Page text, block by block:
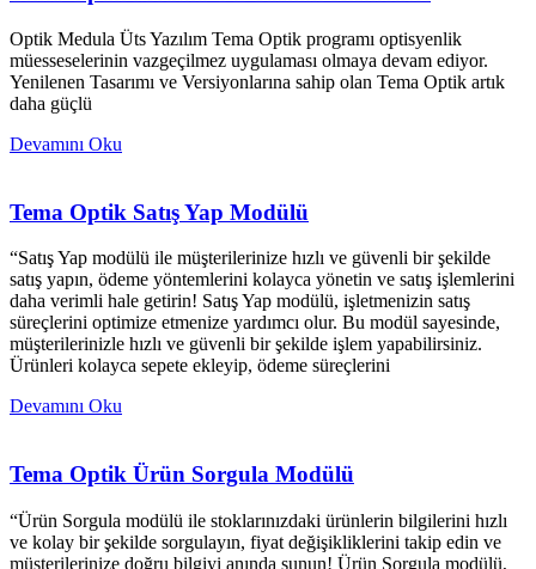
Optik Medula Üts Yazılım Tema Optik programı optisyenlik
müesseselerinin vazgeçilmez uygulaması olmaya devam ediyor.
Yenilenen Tasarımı ve Versiyonlarına sahip olan Tema Optik artık
daha güçlü
Devamını Oku
Tema Optik Satış Yap Modülü
“Satış Yap modülü ile müşterilerinize hızlı ve güvenli bir şekilde
satış yapın, ödeme yöntemlerini kolayca yönetin ve satış işlemlerini
daha verimli hale getirin! Satış Yap modülü, işletmenizin satış
süreçlerini optimize etmenize yardımcı olur. Bu modül sayesinde,
müşterilerinizle hızlı ve güvenli bir şekilde işlem yapabilirsiniz.
Ürünleri kolayca sepete ekleyip, ödeme süreçlerini
Devamını Oku
Tema Optik Ürün Sorgula Modülü
“Ürün Sorgula modülü ile stoklarınızdaki ürünlerin bilgilerini hızlı
ve kolay bir şekilde sorgulayın, fiyat değişikliklerini takip edin ve
müşterilerinize doğru bilgiyi anında sunun! Ürün Sorgula modülü,